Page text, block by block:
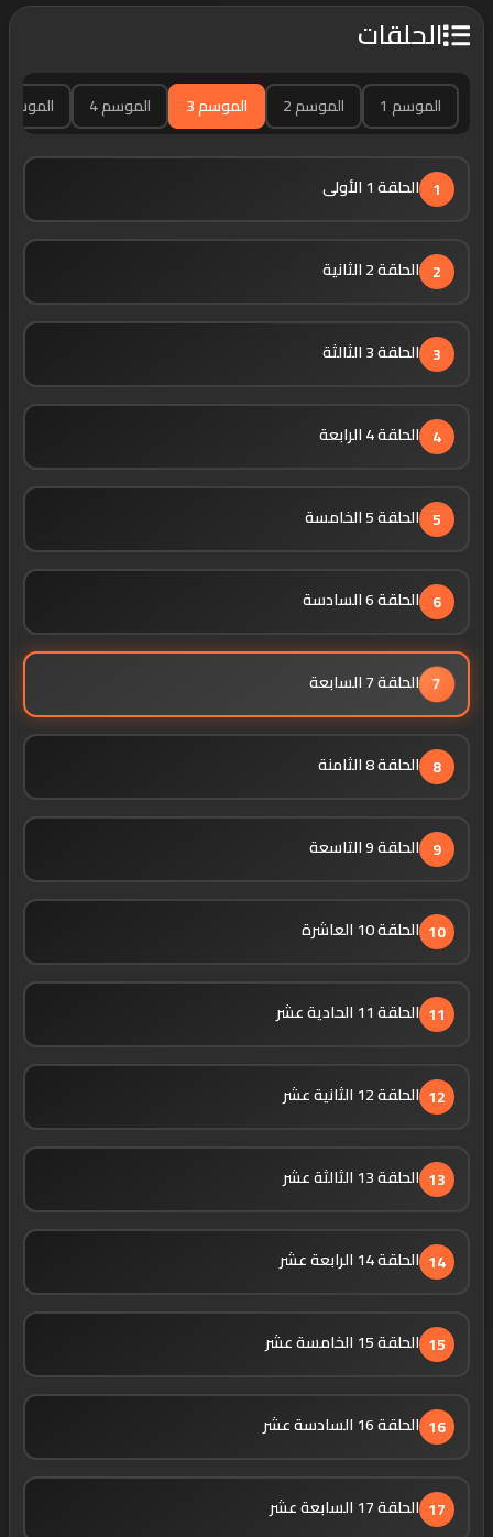
الحلقات
الموسم 1 الموسم 2 الموسم 3 الموسم 4 الموسم 5
1 الحلقة 1 الأولى
2 الحلقة 2 الثانية
3 الحلقة 3 الثالثة
4 الحلقة 4 الرابعة
5 الحلقة 5 الخامسة
6 الحلقة 6 السادسة
7 الحلقة 7 السابعة
8 الحلقة 8 الثامنة
9 الحلقة 9 التاسعة
10 الحلقة 10 العاشرة
11 الحلقة 11 الحادية عشر
12 الحلقة 12 الثانية عشر
13 الحلقة 13 الثالثة عشر
14 الحلقة 14 الرابعة عشر
15 الحلقة 15 الخامسة عشر
16 الحلقة 16 السادسة عشر
17 الحلقة 17 السابعة عشر